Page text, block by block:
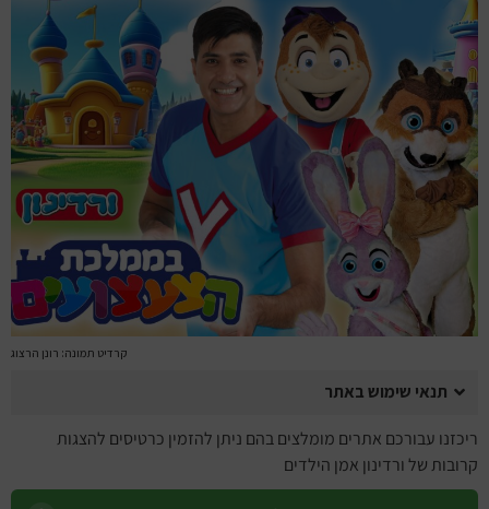
הצגות תיאטרון
מחזות זמר
מחול ובלט
קונצרטים
הרצאות
סרטים
קרדיט תמונה: רונן הרצוג
תנאי שימוש באתר
ריכזנו עבורכם אתרים מומלצים בהם ניתן להזמין כרטיסים להצגות
קרובות של ורדינון אמן הילדים